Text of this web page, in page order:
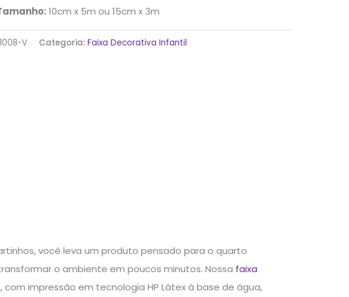
10cm x 5m ou 15cm x 3m
V Categoria:Faixa Decorativa Infantil
você leva um produto pensado para o quarto
o ambiente em poucos minutos. Nossa faixa
impressão em tecnologia HP Látex à base de água,